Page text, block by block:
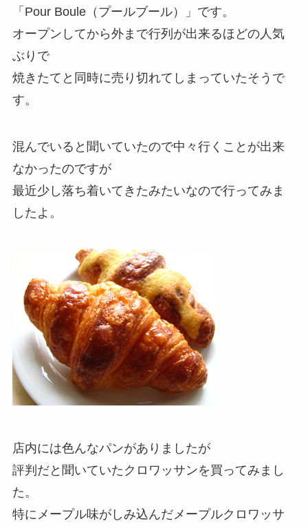
「Pour Boule（プールブール）」です。
オープンしてから外まで行列が出来るほどの人気
ぶりで
焼きたてと同時に売り切れてしまっていたそうで
す。
混んでいると聞いていたので中々行くことが出来
なかったのですが
最近少し落ち着いてきたみたいなので行ってみま
したよ。
店内には色んなパンがありましたが
評判だと聞いていたクロワッサンを買ってみまし
た。
特にメープル味がしみ込んだメープルクロワッサ